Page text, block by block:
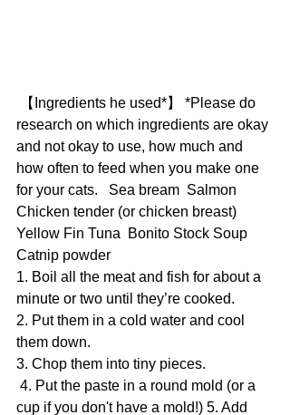
research on which ingredients are okay
and not okay to use, how much and
how often to feed when you make one
for your cats.   Sea bream  Salmon
Chicken tender (or chicken breast)
Yellow Fin Tuna  Bonito Stock Soup
Catnip powder
1. Boil all the meat and fish for about a
minute or two until they’re cooked.
2. Put them in a cold water and cool
them down.
3. Chop them into tiny pieces.
cup if you don't have a mold!) 5. Add